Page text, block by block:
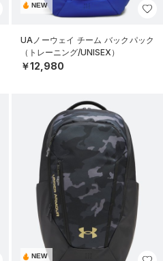
NEW
UAノーウェイ チーム バックパック
（トレーニング/UNISEX）
￥12,980
NEW